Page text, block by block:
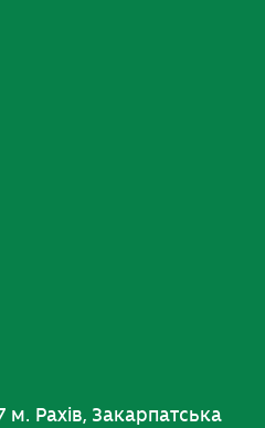
Рахів, Закарпатська